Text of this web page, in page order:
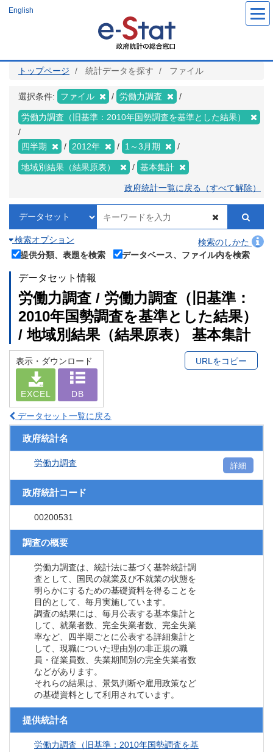
ツ
English
トップページ 統計データを探す ファイル
選択条件: ファイル 労働力調査
労働力調査（旧基準：2010年国勢調査を基準とした結果）
四半期 2012年 1～3月期
地域別結果（結果原表） 基本集計
政府統計一覧に戻る（すべて解除）
検索オプション
検索のしかた
提供分類、表題を検索
データベース、ファイル内を検索
データセット情報
労働力調査 / 労働力調査（旧基準：
2010年国勢調査を基準とした結果）
/ 地域別結果（結果原表） 基本集計
表示・ダウンロード
EXCEL DB
URLをコピー
データセット一覧に戻る
政府統計名
労働力調査 詳細
政府統計コード
00200531
調査の概要
労働力調査は、統計法に基づく基幹統計調
査として、国民の就業及び不就業の状態を
明らかにするための基礎資料を得ることを
目的として、毎月実施しています。
調査の結果には、毎月公表する基本集計と
して、就業者数、完全失業者数、完全失業
率など、四半期ごとに公表する詳細集計と
して、現職についた理由別の非正規の職
員・従業員数、失業期間別の完全失業者数
などがあります。
それらの結果は、景気判断や雇用政策など
の基礎資料として利用されています。
提供統計名
労働力調査（旧基準：2010年国勢調査を基